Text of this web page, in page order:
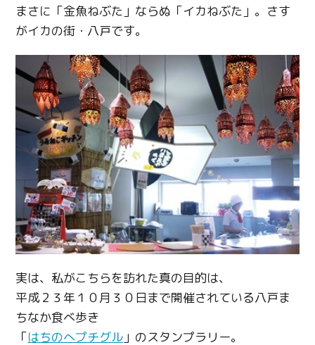
まさに「金魚ねぶた」ならぬ「イカねぶた」。さす
がイカの街・八戸です。
実は、私がこちらを訪れた真の目的は、
平成２３年１０月３０日まで開催されている八戸ま
ちなか食べ歩き
「はちのへプチグル 」のスタンプラリー。
Facebook
Line
Copy URL